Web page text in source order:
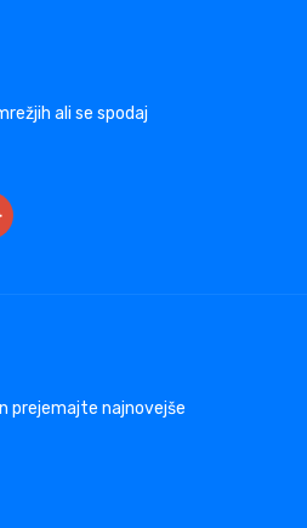
ali se spodaj
prejemajte najnovejše